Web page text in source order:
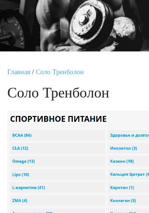
Главная / Соло Тренболон
Соло Тренболон